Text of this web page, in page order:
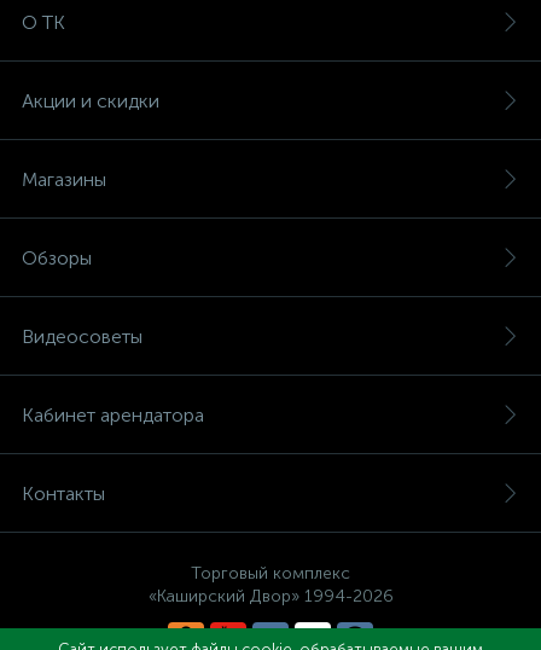
О ТК
Акции и скидки
Магазины
Обзоры
Видеосоветы
Кабинет арендатора
Контакты
Торговый комплекс
«Каширский Двор» 1994-2026